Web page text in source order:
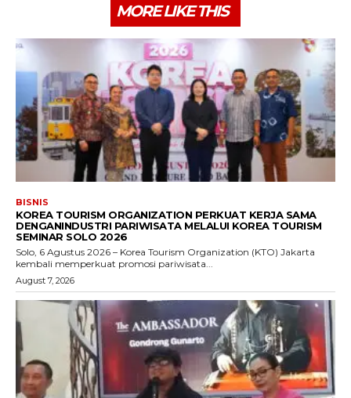
MORE LIKE THIS
BISNIS
KOREA TOURISM ORGANIZATION PERKUAT KERJA SAMA
DENGANINDUSTRI PARIWISATA MELALUI KOREA TOURISM
SEMINAR SOLO 2026
Solo, 6 Agustus 2026 – Korea Tourism Organization (KTO) Jakarta
kembali memperkuat promosi pariwisata...
August 7, 2026